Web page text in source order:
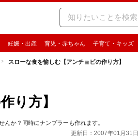
妊娠・出産 育児・赤ちゃん 子育て・キッズ
スローな食を愉しむ【アンチョビの作り方】
り方】
か？同時にナンプラーも作れます。
更新日：2007年01月31日